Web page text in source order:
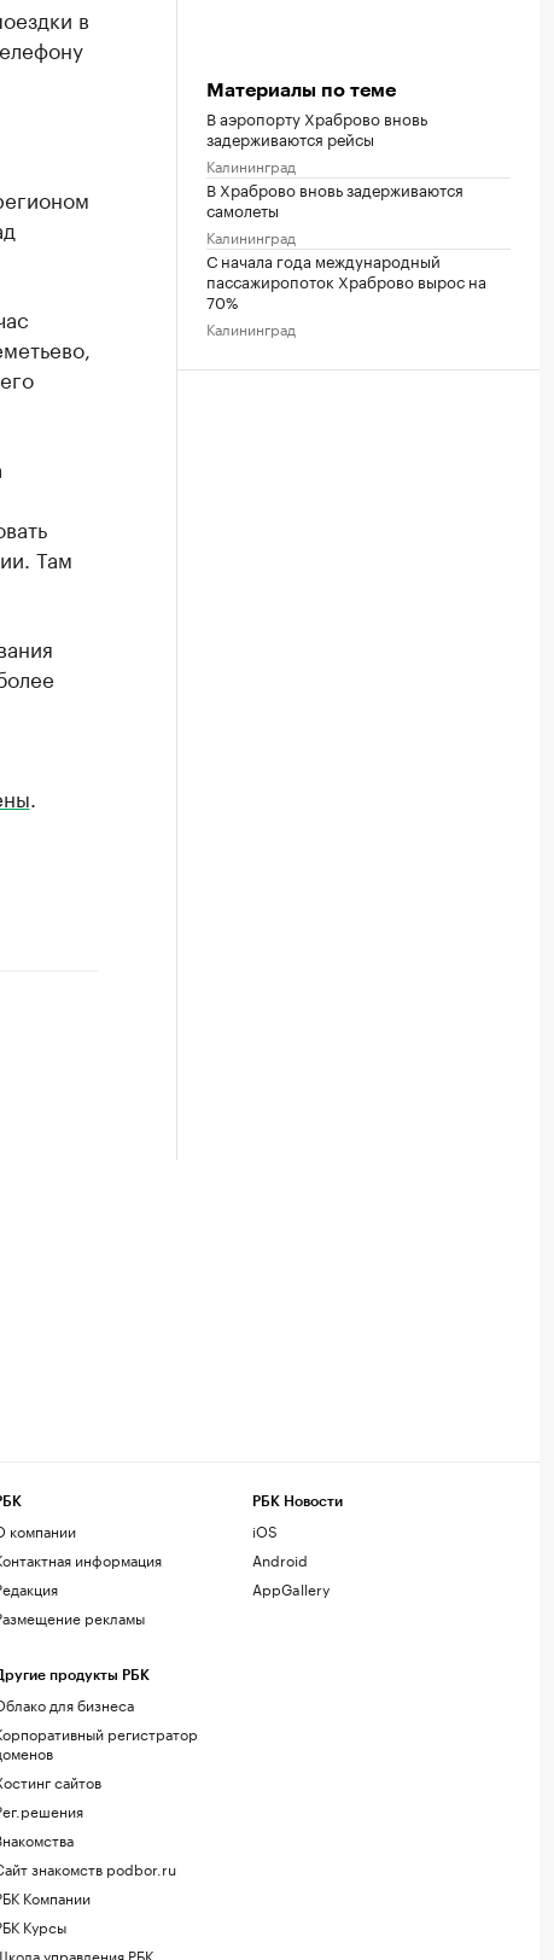
в
Там
Материалы по теме
В аэропорту Храброво вновь
задерживаются рейсы
Калининград
В Храброво вновь задерживаются
самолеты
Калининград
С начала года международный
пассажиропоток Храброво вырос на
70%
Калининград
компании
информация
рекламы
продукты РБК
для бизнеса
регистратор
сайтов
знакомств podbor.ru
Компании
Курсы
управления РБК
РБК Новости
iOS
Android
AppGallery